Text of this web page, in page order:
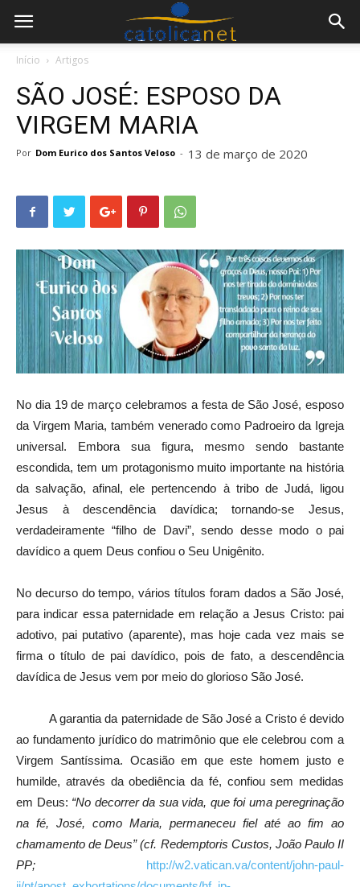
Início Artigos
SÃO JOSÉ: ESPOSO DA
VIRGEM MARIA
Por Dom Eurico dos Santos Veloso - 13 de março de 2020
No dia 19 de março celebramos a festa de São José, esposo
da Virgem Maria, também venerado como Padroeiro da Igreja
universal. Embora sua figura, mesmo sendo bastante
escondida, tem um protagonismo muito importante na história
da salvação, afinal, ele pertencendo à tribo de Judá, ligou
Jesus à descendência davídica; tornando-se Jesus,
verdadeiramente “filho de Davi”, sendo desse modo o pai
davídico a quem Deus confiou o Seu Unigênito.
No decurso do tempo, vários títulos foram dados a São José,
para indicar essa paternidade em relação a Jesus Cristo: pai
adotivo, pai putativo (aparente), mas hoje cada vez mais se
firma o título de pai davídico, pois de fato, a descendência
davídica de Jesus vem por meio do glorioso São José.
A garantia da paternidade de São José a Cristo é devido
ao fundamento jurídico do matrimônio que ele celebrou com a
Virgem Santíssima. Ocasião em que este homem justo e
humilde, através da obediência da fé, confiou sem medidas
em Deus: “No decorrer da sua vida, que foi uma peregrinação
na fé, José, como Maria, permaneceu fiel até ao fim ao
chamamento de Deus” (cf. Redemptoris Custos, João Paulo II
PP;
http://w2.vatican.va/content/john-paul-